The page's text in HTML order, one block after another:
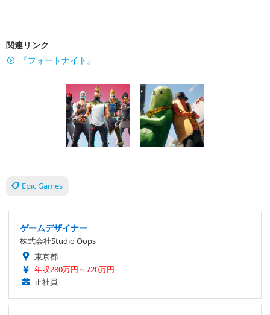
関連リンク
『フォートナイト』
Epic Games
ゲームデザイナー
株式会社Studio Oops
東京都
年収280万円～720万円
正社員